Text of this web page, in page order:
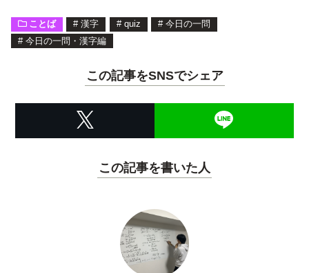
ことば # 漢字 # quiz # 今日の一問
# 今日の一問・漢字編
この記事をSNSでシェア
この記事を書いた人